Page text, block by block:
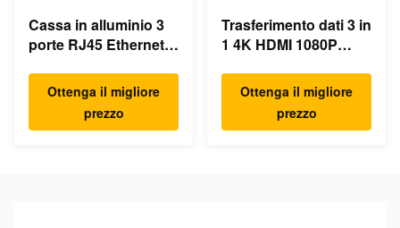
Cassa in alluminio 3
porte RJ45 Ethernet
Ottenga il migliore
prezzo
Trasferimento dati 3 in
1 4K HDMI 1080P
Ottenga il migliore
prezzo